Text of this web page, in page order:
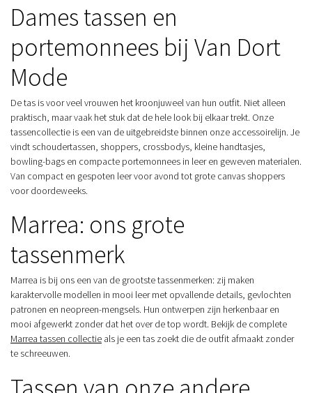
Dames tassen en
portemonnees bij Van Dort
Mode
De tas is voor veel vrouwen het kroonjuweel van hun outfit. Niet alleen
praktisch, maar vaak het stuk dat de hele look bij elkaar trekt. Onze
tassencollectie is een van de uitgebreidste binnen onze accessoirelijn. Je
vindt schoudertassen, shoppers, crossbodys, kleine handtasjes,
bowling-bags en compacte portemonnees in leer en geweven materialen.
Van compact en gespoten leer voor avond tot grote canvas shoppers
voor doordeweeks.
Marrea: ons grote
tassenmerk
Marrea is bij ons een van de grootste tassenmerken: zij maken
karaktervolle modellen in mooi leer met opvallende details, gevlochten
patronen en neopreen-mengsels. Hun ontwerpen zijn herkenbaar en
mooi afgewerkt zonder dat het over de top wordt. Bekijk de complete
Marrea tassen collectie als je een tas zoekt die de outfit afmaakt zonder
te schreeuwen.